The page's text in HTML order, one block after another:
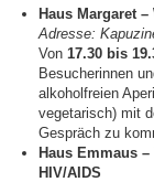
Haus Margaret
Adresse:
Von 17.30 bis
Besucherinnen
alkoholfreien
vegetarisch) mit
Gespräch zu
Haus Emmaus
HIV/AIDS